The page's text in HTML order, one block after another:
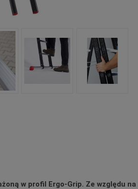
w profil Ergo-Grip. Ze względu na